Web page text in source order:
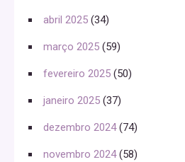
abril 2025 (34)
março 2025 (59)
fevereiro 2025 (50)
janeiro 2025 (37)
dezembro 2024(74)
novembro 2024(58)